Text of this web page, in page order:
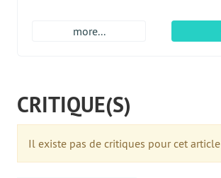
more...
CRITIQUE(S)
Il existe pas de critiques pour cet article